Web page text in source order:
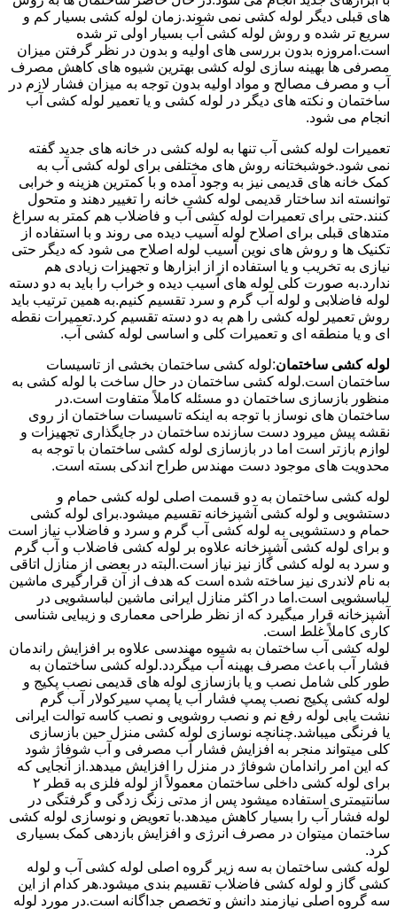
های قبلی دیگر لوله کشی نمی شوند.زمان لوله کشی بسیار کم و
سریع تر شده و روش لوله کشی آب بسیار اولی تر شده
است.امروزه بدون بررسی های اولیه و بدون در نظر گرفتن میزان
مصرفی ها بهینه سازی لوله کشی بهترین شیوه های کاهش مصرف
آب و مصرف مصالح و مواد اولیه بدون توجه به میزان فشار لازم در
ساختمان و نکته های دیگر در لوله کشی و یا تعمیر لوله کشی آب
انجام می شود.
تعمیرات لوله کشی آب تنها به لوله کشی در خانه های جدید گفته
نمی شود.خوشبختانه روش های مختلفی برای لوله کشی آب به
کمک خانه های قدیمی نیز به وجود آمده و با کمترین هزینه و خرابی
توانسته اند ساختار قدیمی لوله کشی خانه را تغییر دهند و متحول
کنند.حتی برای تعمیرات لوله کشی آب و فاضلاب هم کمتر به سراغ
متدهای قبلی برای اصلاح لوله آسیب دیده می روند و با استفاده از
تکنیک ها و روش های نوین آسیب لوله اصلاح می شود که دیگر حتی
نیازی به تخریب و یا استفاده از از ابزارها و تجهیزات زیادی هم
ندارد.به صورت کلی لوله های آسیب دیده و خراب را باید به دو دسته
لوله فاضلابی و لوله آب گرم و سرد تقسیم کنیم.به همین ترتیب باید
روش تعمیر لوله کشی را هم به دو دسته تقسیم کرد.تعمیرات نقطه
ای و یا منطقه ای و تعمیرات کلی و اساسی لوله کشی آب.
لوله کشی ساختمان:لوله کشی ساختمان بخشی از تاسیسات
ساختمان است.لوله کشی ساختمان در حال ساخت با لوله کشی به
منظور بازسازی ساختمان دو مسئله کاملاً متفاوت است.در
ساختمان های نوساز با توجه به اینکه تاسیسات ساختمان از روی
نقشه پیش میرود دست سازنده ساختمان در جایگذاری تجهیزات و
لوازم بازتر است اما در بازسازی لوله کشی ساختمان با توجه به
محدویت های موجود دست مهندس طراح اندکی بسته است.
لوله کشی ساختمان به دو قسمت اصلی لوله کشی حمام و
دستشویی و لوله کشی آشپزخانه تقسیم میشود.برای لوله کشی
حمام و دستشویی به لوله کشی آب گرم و سرد و فاضلاب نیاز است
و برای لوله کشی آشپزخانه علاوه بر لوله کشی فاضلاب و آب گرم
و سرد به لوله کشی گاز نیز نیاز است.البته در بعضی از منازل اتاقی
به نام لاندری نیز ساخته شده است که هدف از آن قرارگیری ماشین
لباسشویی است.اما در اکثر منازل ایرانی ماشین لباسشویی در
آشپزخانه قرار میگیرد که از نظر طراحی معماری و زیبایی شناسی
کاری کاملاً غلط است.
لوله کشی آب ساختمان به شیوه مهندسی علاوه بر افزایش راندمان
فشار آب باعث مصرف بهینه آب میگردد.لوله کشی ساختمان به
طور کلی شامل نصب و یا بازسازی لوله های قدیمی نصب پکیج و
لوله کشی پکیج نصب پمپ فشار آب یا پمپ سیرکولار آب گرم
نشت یابی لوله رفع نم و نصب روشویی و نصب کاسه توالت ایرانی
یا فرنگی میباشد.چنانچه نوسازی لوله کشی منزل حین بازسازی
کلی میتواند منجر به افزایش فشار آب مصرفی و آب شوفاژ شود
که این امر راندامان شوفاژ در منزل را افزایش میدهد.از آنجایی که
برای لوله کشی داخلی ساختمان معمولاً از لوله فلزی به قطر ۲
سانتیمتری استفاده میشود پس از مدتی زنگ زدگی و گرفتگی در
لوله فشار آب را بسیار کاهش میدهد.با تعویض و نوسازی لوله کشی
ساختمان میتوان در مصرف انرژی و افزایش بازدهی کمک بسیاری
کرد.
لوله کشی ساختمان به سه زیر گروه اصلی لوله کشی آب و لوله
کشی گاز و لوله کشی فاضلاب تقسیم بندی میشود.هر کدام از این
سه گروه اصلی نیازمند دانش و تخصص جداگانه است.در مورد لوله